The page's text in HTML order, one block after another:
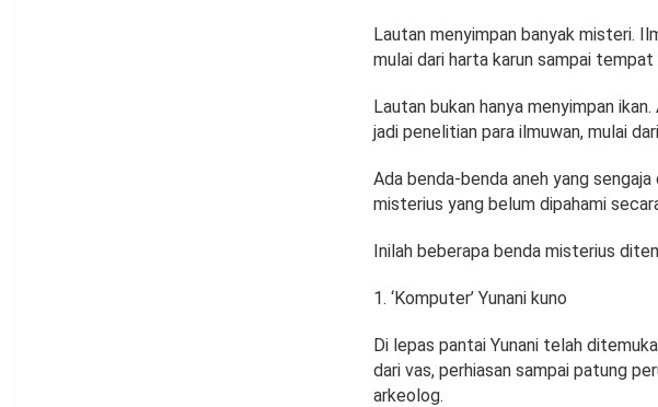
Lautan menyimpan banyak misteri.
mulai dari harta karun sampai
Lautan bukan hanya menyimpan
jadi penelitian para ilmuwan, mulai
Ada benda-benda aneh yang
misterius yang belum dipahami
Inilah beberapa benda misterius
‘Komputer’ Yunani kuno
Di lepas pantai Yunani telah
dari vas, perhiasan sampai patung
arkeolog.